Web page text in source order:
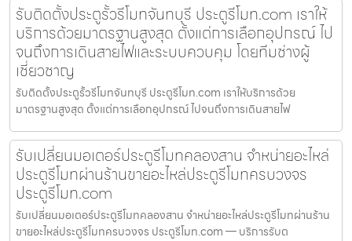
รับติดตั้งประตูรั้วรีโมทจันทบุรี ประตูรีโมท.com เราให้
บริการด้วยมาตรฐานสูงสุด ตั้งแต่การเลือกอุปกรณ์ ไป
จนถึงการเดินสายไฟและระบบควบคุม โดยทีมช่างผู้
เชี่ยวชาญ
รับติดตั้งประตูรั้วรีโมทจันทบุรี ประตูรีโมท.com เราให้บริการด้วย
มาตรฐานสูงสุด ตั้งแต่การเลือกอุปกรณ์ ไปจนถึงการเดินสายไฟ
รับเปลี่ยนมอเตอร์ประตูรีโมทคลองสาน จำหน่ายอะไหล่
ประตูรีโมทผ่านร้านขายอะไหล่ประตูรีโมทครบวงจร
ประตูรีโมท.com
รับเปลี่ยนมอเตอร์ประตูรีโมทคลองสาน จำหน่ายอะไหล่ประตูรีโมทผ่านร้าน
ขายอะไหล่ประตูรีโมทครบวงจร ประตูรีโมท.com — บริการรับต